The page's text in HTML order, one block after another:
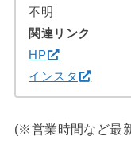
不明
関連リンク
HP
インスタ
(※営業時間など最